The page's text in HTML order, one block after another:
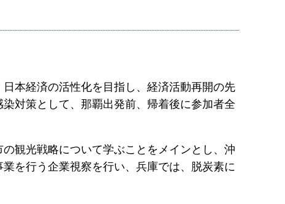
本経済の活性化を目指し、経済活動再開の先
対策として、那覇出発前、帰着後に参加者全
観光戦略について学ぶことをメインとし、沖
を行う企業視察を行い、兵庫では、脱炭素に